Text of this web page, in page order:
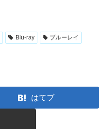
Blu-ray ブルーレイ
はてブ